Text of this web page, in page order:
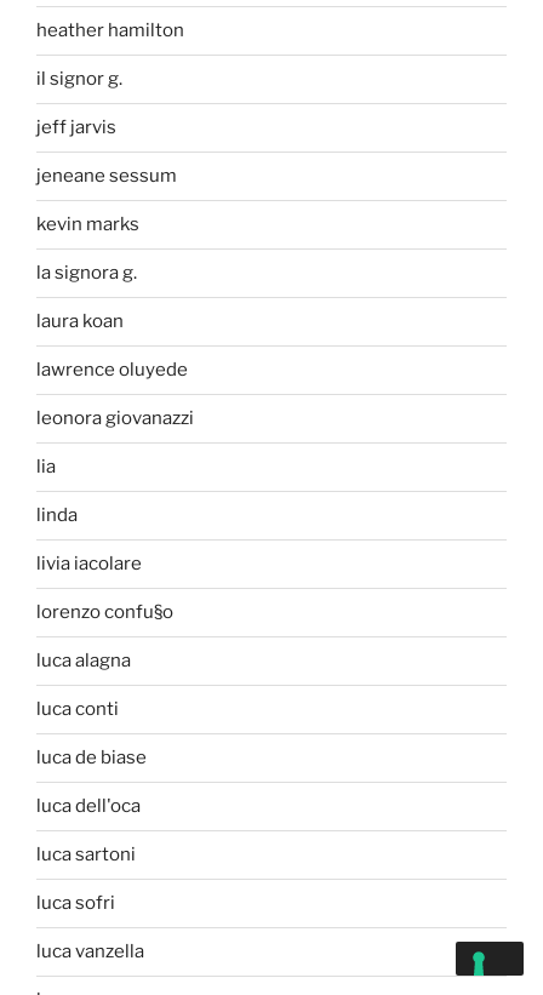
heather hamilton
il signor g.
jeff jarvis
jeneane sessum
kevin marks
la signora g.
laura koan
lawrence oluyede
leonora giovanazzi
lia
linda
livia iacolare
lorenzo confu§o
luca alagna
luca conti
luca de biase
luca dell'oca
luca sartoni
luca sofri
luca vanzella